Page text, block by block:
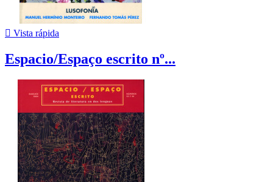
 Vista rápida
Espacio/Espaço escrito nº...